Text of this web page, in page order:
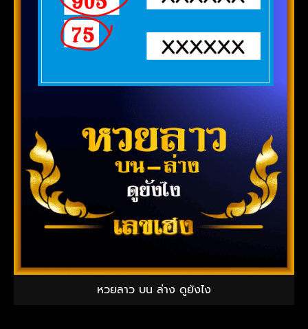
หวยลาว บน ล่าง ดูยังไง